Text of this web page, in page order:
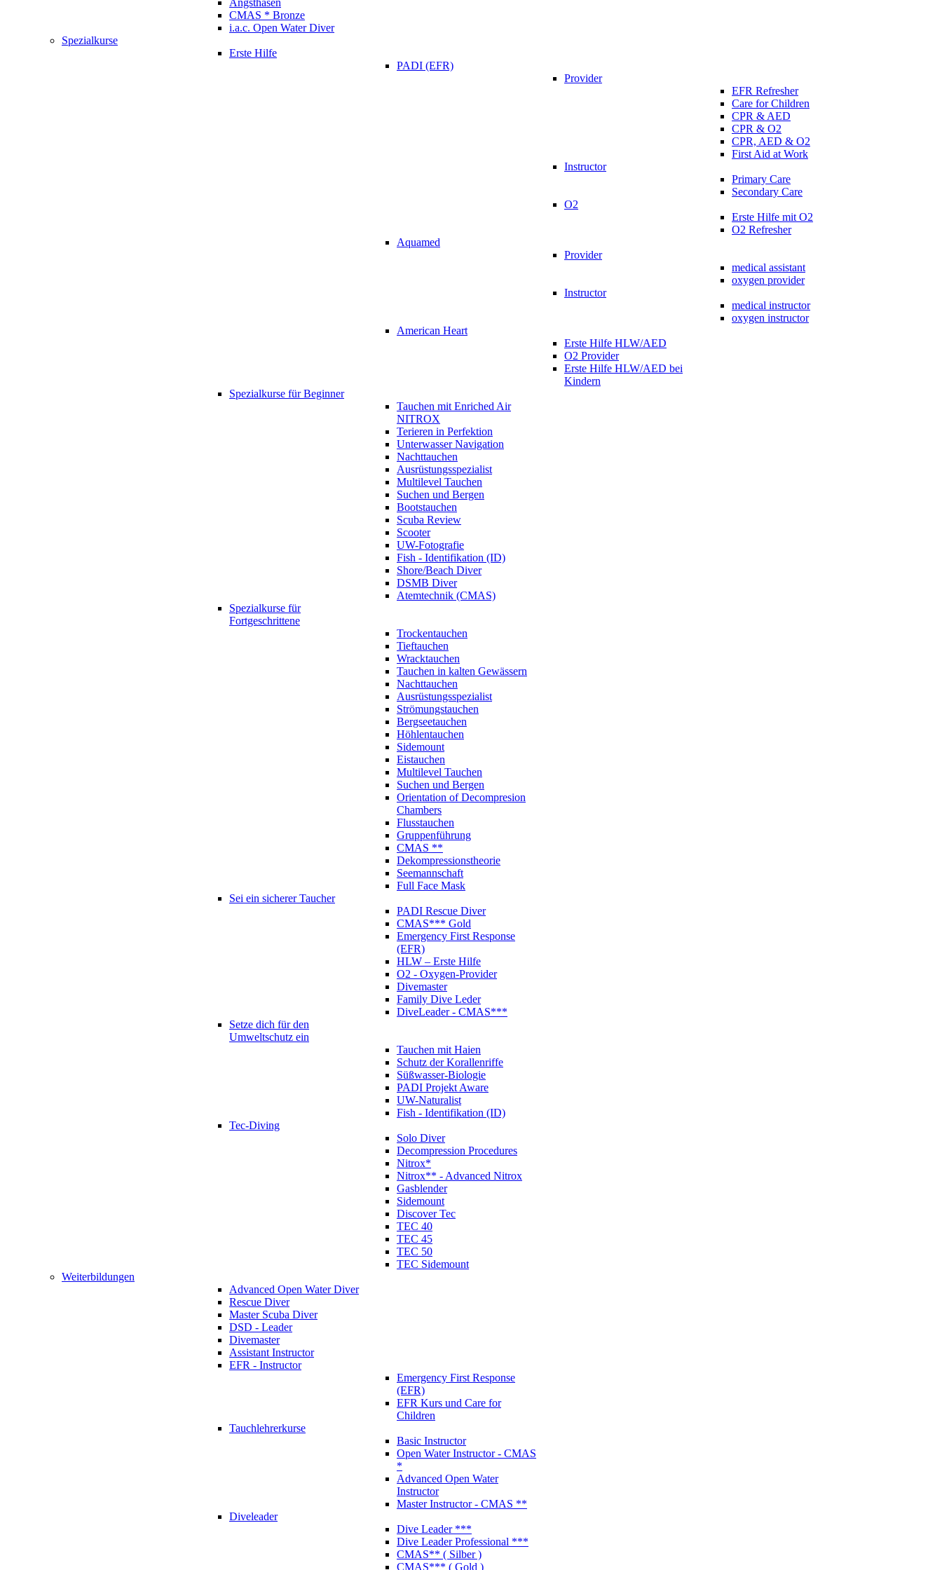
Angsthasen
CMAS * Bronze
i.a.c. Open Water Diver
Spezialkurse
Erste Hilfe
PADI (EFR)
Provider
EFR Refresher
Care for Children
CPR & AED
CPR & O2
CPR, AED & O2
First Aid at Work
Instructor
Primary Care
Secondary Care
O2
Erste Hilfe mit O2
O2 Refresher
Aquamed
Provider
medical assistant
oxygen provider
Instructor
medical instructor
oxygen instructor
American Heart
Erste Hilfe HLW/AED
O2 Provider
Erste Hilfe HLW/AED bei
Kindern
Spezialkurse für Beginner
Tauchen mit Enriched Air
NITROX
Terieren in Perfektion
Unterwasser Navigation
Nachttauchen
Ausrüstungsspezialist
Multilevel Tauchen
Suchen und Bergen
Bootstauchen
Scuba Review
Scooter
UW-Fotografie
Fish - Identifikation (ID)
Shore/Beach Diver
DSMB Diver
Atemtechnik (CMAS)
Spezialkurse für
Fortgeschrittene
Trockentauchen
Tieftauchen
Wracktauchen
Tauchen in kalten Gewässern
Nachttauchen
Ausrüstungsspezialist
Strömungstauchen
Bergseetauchen
Höhlentauchen
Sidemount
Eistauchen
Multilevel Tauchen
Suchen und Bergen
Orientation of Decompresion
Chambers
Flusstauchen
Gruppenführung
CMAS **
Dekompressionstheorie
Seemannschaft
Full Face Mask
Sei ein sicherer Taucher
PADI Rescue Diver
CMAS*** Gold
Emergency First Response
(EFR)
HLW – Erste Hilfe
O2 - Oxygen-Provider
Divemaster
Family Dive Leder
DiveLeader - CMAS***
Setze dich für den
Umweltschutz ein
Tauchen mit Haien
Schutz der Korallenriffe
Süßwasser-Biologie
PADI Projekt Aware
UW-Naturalist
Fish - Identifikation (ID)
Tec-Diving
Solo Diver
Decompression Procedures
Nitrox*
Nitrox** - Advanced Nitrox
Gasblender
Sidemount
Discover Tec
TEC 40
TEC 45
TEC 50
TEC Sidemount
Weiterbildungen
Advanced Open Water Diver
Rescue Diver
Master Scuba Diver
DSD - Leader
Divemaster
Assistant Instructor
EFR - Instructor
Emergency First Response
(EFR)
EFR Kurs und Care for
Children
Tauchlehrerkurse
Basic Instructor
Open Water Instructor - CMAS
*
Advanced Open Water
Instructor
Master Instructor - CMAS **
Diveleader
Dive Leader ***
Dive Leader Professional ***
CMAS** ( Silber )
CMAS*** ( Gold )